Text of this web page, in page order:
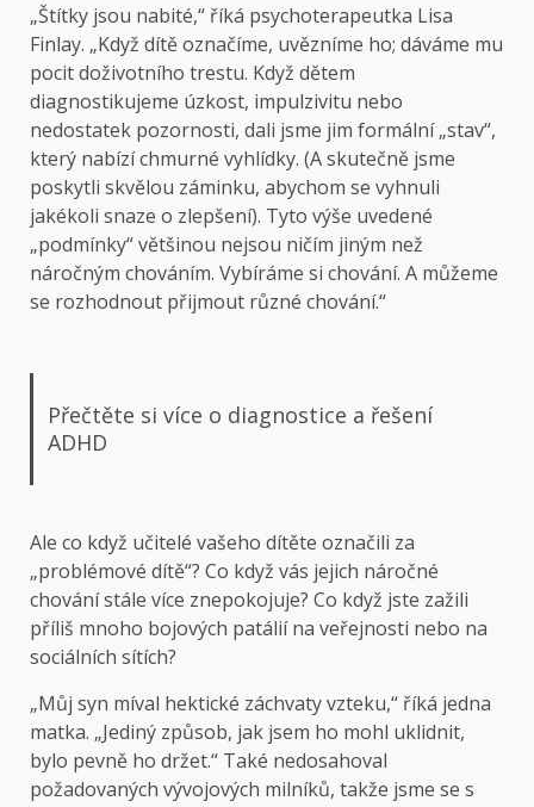
„Štítky jsou nabité,“ říká psychoterapeutka Lisa
Finlay. „Když dítě označíme, uvězníme ho; dáváme mu
pocit doživotního trestu. Když dětem
diagnostikujeme úzkost, impulzivitu nebo
nedostatek pozornosti, dali jsme jim formální „stav“,
který nabízí chmurné vyhlídky. (A skutečně jsme
poskytli skvělou záminku, abychom se vyhnuli
jakékoli snaze o zlepšení). Tyto výše uvedené
„podmínky“ většinou nejsou ničím jiným než
náročným chováním. Vybíráme si chování. A můžeme
se rozhodnout přijmout různé chování.“
Přečtěte si více o diagnostice a řešení
ADHD
Ale co když učitelé vašeho dítěte označili za
„problémové dítě“? Co když vás jejich náročné
chování stále více znepokojuje? Co když jste zažili
příliš mnoho bojových patálií na veřejnosti nebo na
sociálních sítích?
„Můj syn míval hektické záchvaty vzteku,“ říká jedna
matka. „Jediný způsob, jak jsem ho mohl uklidnit,
bylo pevně ho držet.“ Také nedosahoval
požadovaných vývojových milníků, takže jsme se s